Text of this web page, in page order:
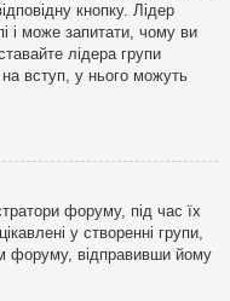
кнопку. Лідер
і може запитати, чому ви
лідера групи
вступ, у нього можуть
форуму, під час їх
у створенні групи,
форуму, відправивши йому